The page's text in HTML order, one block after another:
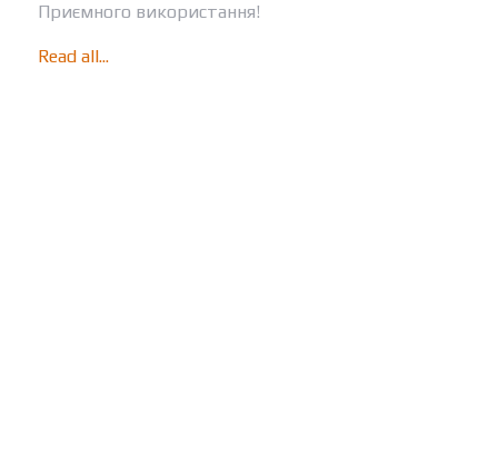
Приємного використання!
Read all...